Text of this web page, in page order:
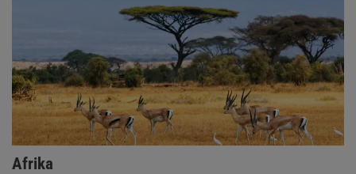
Afrika